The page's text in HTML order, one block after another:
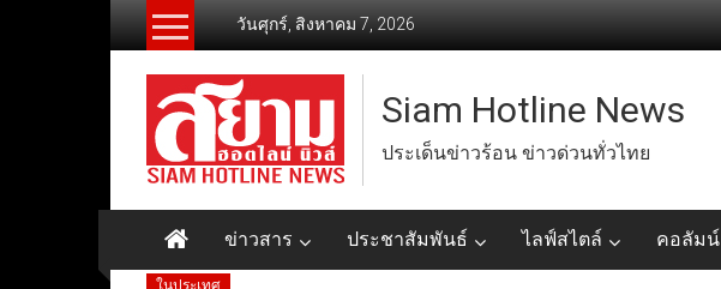
วันศุกร์, สิงหาคม 7, 2026
Siam Hotline News
ประเด็นข่าวร้อน ข่าวด่วนทั่วไทย
ข่าวสาร ประชาสัมพันธ์ ไลฟ์สไตล์ คอลัมน์
ในประเทศ